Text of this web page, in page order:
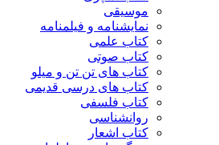
موسیقی
نمایشنامه و فیلمنامه
کتاب علمی
کتاب صوتی
کتاب های تن تن و میلو
کتاب های درسی قدیمی
کتاب فلسفی
روانشناسی
کتاب اشعار